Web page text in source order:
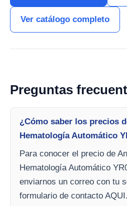
Ver catálogo completo
Preguntas
¿Cómo saber los precios
Hematología Automático
Para conocer el precio de
Hematología Automático
enviarnos un correo con tu
formulario de contacto AQUI.